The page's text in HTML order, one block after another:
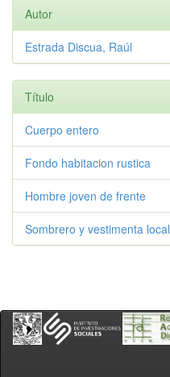
Autor
Estrada Discua, Raúl
Título
Cuerpo entero
Fondo habitacion rustica
Hombre joven de frente
Sombrero y vestimenta local